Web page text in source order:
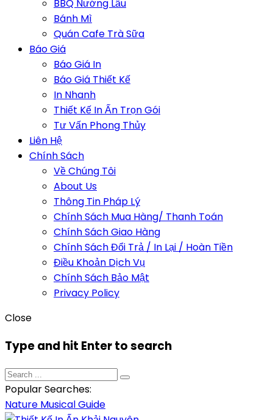
BBQ Nướng Lẩu
Bánh Mì
Quán Cafe Trà Sữa
Báo Giá
Báo Giá In
Báo Giá Thiết Kế
In Nhanh
Thiết Kế In Ấn Trọn Gói
Tư Vấn Phong Thủy
Liên Hệ
Chính Sách
Về Chúng Tôi
About Us
Thông Tin Pháp Lý
Chính Sách Mua Hàng/ Thanh Toán
Chính Sách Giao Hàng
Chính Sách Đổi Trả / In Lại / Hoàn Tiền
Điều Khoản Dịch Vụ
Chính Sách Bảo Mật
Privacy Policy
Close
Type and hit Enter to search
Popular Searches:
Nature MusicalGuide